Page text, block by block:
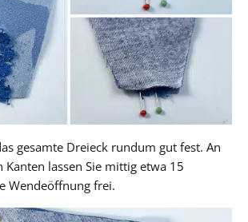
gesamte Dreieck rundum gut fest. An
Kanten lassen Sie mittig etwa 15
Wendeöffnung frei.